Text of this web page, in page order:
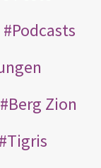
Podcasts
Berg Zion
Tigris